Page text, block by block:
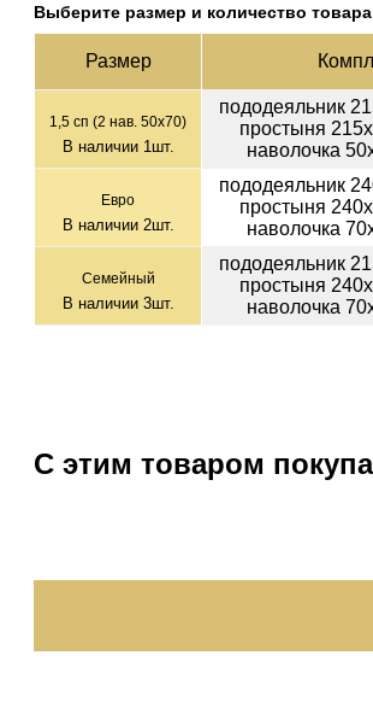
Выберите размер и количество
Раз­мер
1,5 сп (2 нав. 50х70)
В наличии 1 шт.
пододеяльник
простыня
наволочка
Евро
В наличии 2шт.
пододеяльник
простыня
наволочка
Семейный
В наличии 3шт.
пододеяльник
простыня
наволочка
С этим товаром